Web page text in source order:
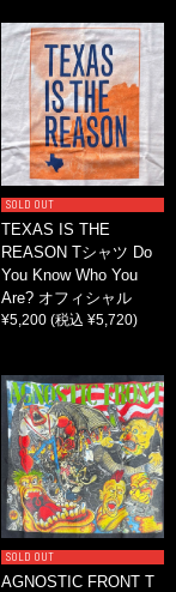
SOLD OUT
TEXAS IS THE
REASON Tシャツ Do
You Know Who You
Are? オフィシャル
¥5,200 (税込 ¥5,720)
SOLD OUT
AGNOSTIC FRONT T